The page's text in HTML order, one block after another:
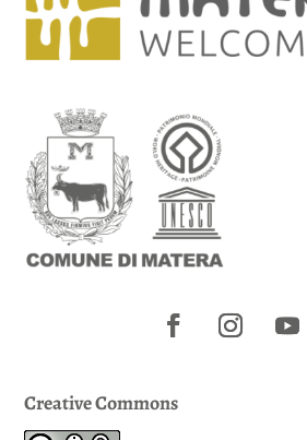
Creative Commons